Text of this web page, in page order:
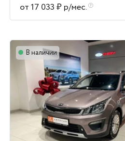
от 17 033 ₽ р/мес.
В наличии